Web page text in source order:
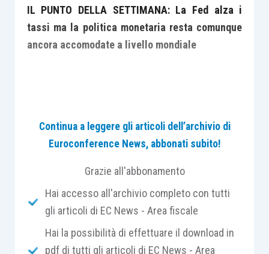
IL PUNTO DELLA SETTIMANA: La Fed alza i
tassi ma la politica monetaria resta comunque
ancora accomodate a livello mondiale
dal presidente neo-eletto Powell
La riunione si è conclusa con un rialzo
dei tassi ampiamente atteso di 25pb e
con la conferma che almeno per il
momento gli incrementi nel 2018
settimana)
Continua a leggere gli articoli dell’archivio di
Euroconference News, abbonati subito!
Grazie all'abbonamento
Hai accesso all'archivio completo con tutti
gli articoli di EC News - Area fiscale
Hai la possibilità di effettuare il download in
pdf di tutti gli articoli di EC News - Area